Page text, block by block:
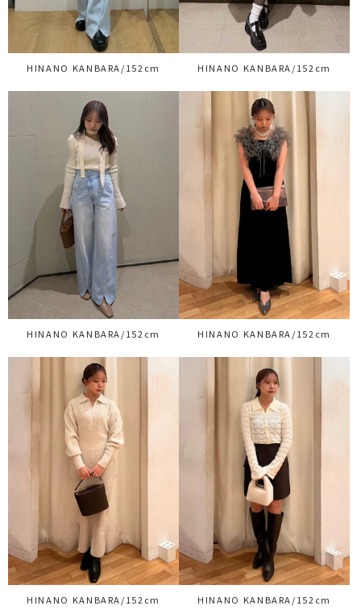
HINANO KANBARA/152cm HINANO KANBARA/152cm
HINANO KANBARA/152cm HINANO KANBARA/152cm
HINANO KANBARA/152cm HINANO KANBARA/152cm